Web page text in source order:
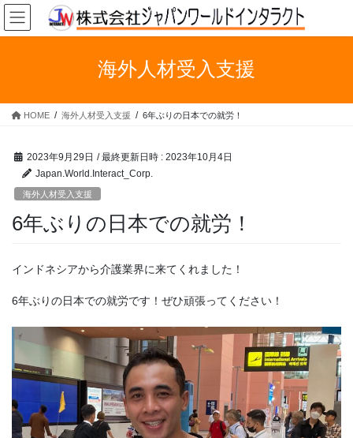
コ
ン
テ
ス
ナ
ビ
ゲ
ン
海外人材受入支援
HOME 海外人材受入支援 6年ぶりの日本での就労！
2023年9月29日 / 最終更新日時 : 2023年10月4日
Japan.World.Interact_Corp.
海外人材受入支援
6年ぶりの日本での就労！
インドネシアから介護業界に来てくれました！
6年ぶりの日本での就労です！ぜひ頑張ってください！